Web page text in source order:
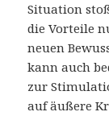
Situation
die Vorteile
neuen
kann auch
zur
auf äußere